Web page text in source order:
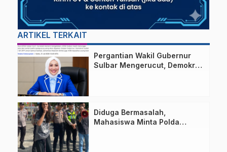
ARTIKEL TERKAIT
Pergantian Wakil Gubernur
Sulbar Mengerucut, Demokrat
Diduga Bermasalah,
Mahasiswa Minta Polda